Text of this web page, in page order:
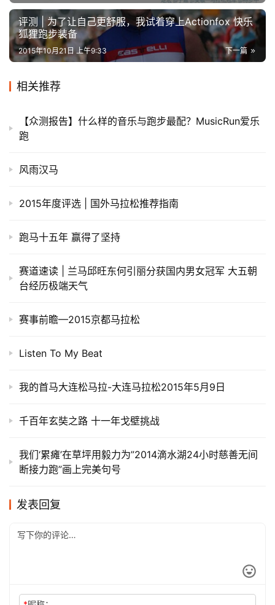
运
动
集
评测 | 为了让自己更舒服，我试着穿上Actionfox 快乐
狐狸跑步装备
下一篇
2015年10月21日 上午9:33
相关推荐
【众测报告】什么样的音乐与跑步最配？MusicRun爱乐
跑
风雨汉马
2015年度评选 | 国外马拉松推荐指南
跑马十五年 赢得了坚持
赛道速读 | 兰马邱旺东何引丽分获国内男女冠军 大五朝
台经历极端天气
赛事前瞻—2015京都马拉松
Listen To My Beat
我的首马大连松马拉-大连马拉松2015年5月9日
千百年玄奘之路 十一年戈壁挑战
我们‘累瘫’在草坪用毅力为”2014滴水湖24小时慈善无间
断接力跑”画上完美句号
发表回复